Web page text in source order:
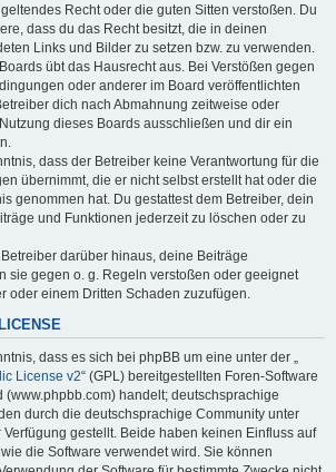
Recht oder die guten Sitten verstoßen. Du
dass du das Recht besitzt, die in deinen
Links und Bilder zu setzen bzw. zu verwenden.
übt das Hausrecht aus. Bei Verstößen gegen
oder anderer im Board veröffentlichten
dich nach Abmahnung zeitweise oder
dieses Boards ausschließen und dir ein
dass der Betreiber keine Verantwortung für die
übernimmt, die er nicht selbst erstellt hat oder die
genommen hat. Du gestattest dem Betreiber, dein
und Funktionen jederzeit zu löschen oder zu
darüber hinaus, deine Beiträge
sie gegen o. g. Regeln verstoßen oder geeignet
oder einem Dritten Schaden zuzufügen.
dass es sich bei phpBB um eine unter der „
License v2“ (GPL) bereitgestellten Foren-Software
(www.phpbb.com) handelt; deutschsprachige
durch die deutschsprachige Community unter
Verfügung gestellt. Beide haben keinen Einfluss auf
die Software verwendet wird. Sie können